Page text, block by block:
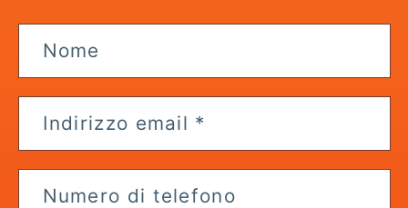
o
p
Nome
Indirizzo email *
Numero di telefono